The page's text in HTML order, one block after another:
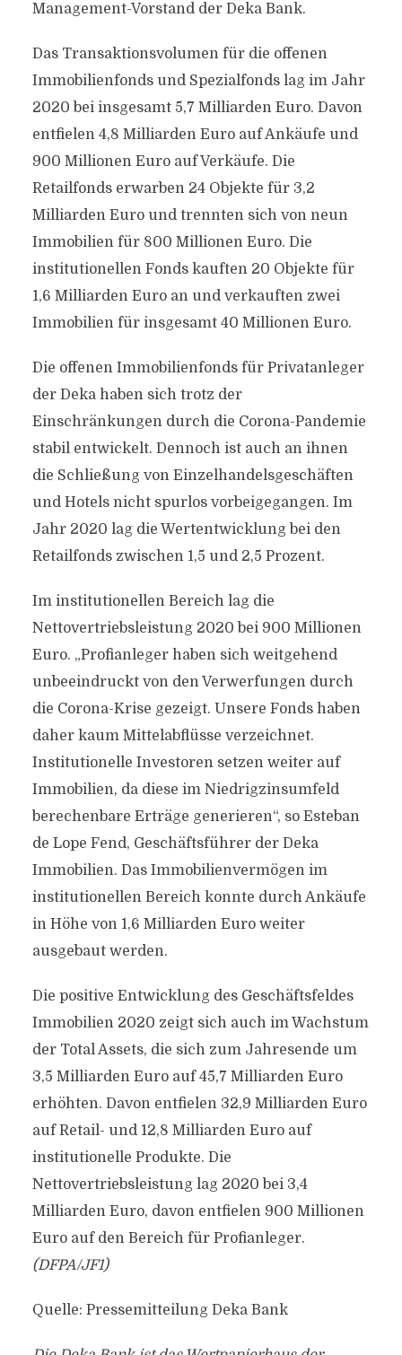
Management-Vorstand der Deka Bank.
Das Transaktionsvolumen für die offenen
Immobilienfonds und Spezialfonds lag im Jahr
2020 bei insgesamt 5,7 Milliarden Euro. Davon
entfielen 4,8 Milliarden Euro auf Ankäufe und
900 Millionen Euro auf Verkäufe. Die
Retailfonds erwarben 24 Objekte für 3,2
Milliarden Euro und trennten sich von neun
Immobilien für 800 Millionen Euro. Die
institutionellen Fonds kauften 20 Objekte für
1,6 Milliarden Euro an und verkauften zwei
Immobilien für insgesamt 40 Millionen Euro.
Die offenen Immobilienfonds für Privatanleger
der Deka haben sich trotz der
Einschränkungen durch die Corona-Pandemie
stabil entwickelt. Dennoch ist auch an ihnen
die Schließung von Einzelhandelsgeschäften
und Hotels nicht spurlos vorbeigegangen. Im
Jahr 2020 lag die Wertentwicklung bei den
Retailfonds zwischen 1,5 und 2,5 Prozent.
Im institutionellen Bereich lag die
Nettovertriebsleistung 2020 bei 900 Millionen
Euro. „Profianleger haben sich weitgehend
unbeeindruckt von den Verwerfungen durch
die Corona-Krise gezeigt. Unsere Fonds haben
daher kaum Mittelabflüsse verzeichnet.
Institutionelle Investoren setzen weiter auf
Immobilien, da diese im Niedrigzinsumfeld
berechenbare Erträge generieren“, so Esteban
de Lope Fend, Geschäftsführer der Deka
Immobilien. Das Immobilienvermögen im
institutionellen Bereich konnte durch Ankäufe
in Höhe von 1,6 Milliarden Euro weiter
ausgebaut werden.
Die positive Entwicklung des Geschäftsfeldes
Immobilien 2020 zeigt sich auch im Wachstum
der Total Assets, die sich zum Jahresende um
3,5 Milliarden Euro auf 45,7 Milliarden Euro
erhöhten. Davon entfielen 32,9 Milliarden Euro
auf Retail- und 12,8 Milliarden Euro auf
institutionelle Produkte. Die
Nettovertriebsleistung lag 2020 bei 3,4
Milliarden Euro, davon entfielen 900 Millionen
Euro auf den Bereich für Profianleger.
(DFPA/JF1)
Quelle: Pressemitteilung Deka Bank